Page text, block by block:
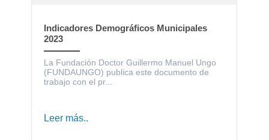
Indicadores Demográficos Municipales
2023
La Fundación Doctor Guillermo Manuel Ungo
(FUNDAUNGO) publica este documento de
trabajo con el pr...
Leer más..